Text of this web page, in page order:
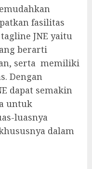
fasilitas
JNE yaitu
berarti
serta memiliki
Dengan
dapat semakin
untuk
luasnya
dalam